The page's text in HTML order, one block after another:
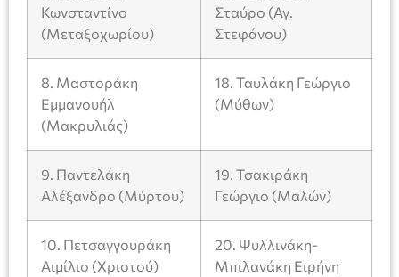
Κωνσταντίνο
(Μεταξοχωρίου)
Σταύρο (Αγ.
Στεφάνου)
8. Μαστοράκη
Εμμανουήλ
(Μακρυλιάς)
18. Ταυλάκη Γεώργιο
(Μύθων)
9. Παντελάκη
Αλέξανδρο (Μύρτου)
19. Τσακιράκη
Γεώργιο (Μαλών)
10. Πετσαγγουράκη
Αιμίλιο (Χριστού)
20. Ψυλλινάκη-
Μπιλανάκη Ειρήνη